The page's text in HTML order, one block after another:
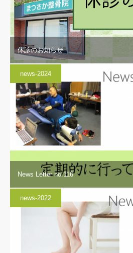
休診のお知らせ
news-2024
News Letter no.116
news-2022